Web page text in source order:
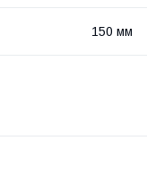
150 мм